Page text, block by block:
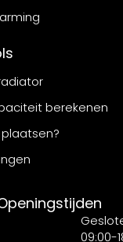
berekenen
09:00-